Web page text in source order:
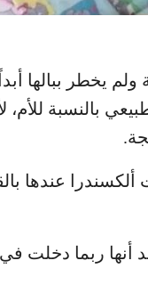
ولم يخطر ببالها
بالنسبة للأم،
عندها
أنها ربما دخلت